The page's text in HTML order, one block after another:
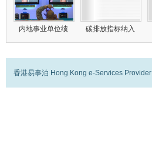
内地事业单位绩 碳排放指标纳入
香港易事泊 Hong Kong e-Services Provider